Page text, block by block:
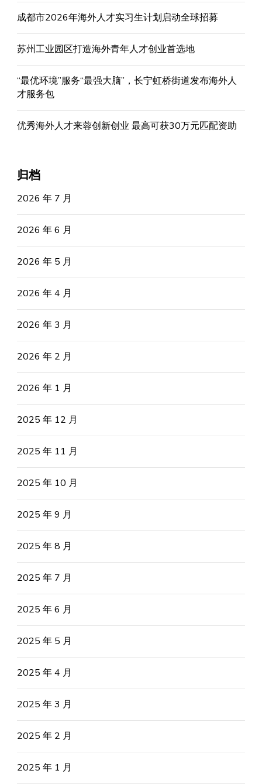
成都市2026年海外人才实习生计划启动全球招募
苏州工业园区打造海外青年人才创业首选地
“最优环境”服务“最强大脑”，长宁虹桥街道发布海外人
才服务包
优秀海外人才来蓉创新创业 最高可获30万元匹配资助
归档
2026 年 7 月
2026 年 6 月
2026 年 5 月
2026 年 4 月
2026 年 3 月
2026 年 2 月
2026 年 1 月
2025 年 12 月
2025 年 11 月
2025 年 10 月
2025 年 9 月
2025 年 8 月
2025 年 7 月
2025 年 6 月
2025 年 5 月
2025 年 4 月
2025 年 3 月
2025 年 2 月
2025 年 1 月